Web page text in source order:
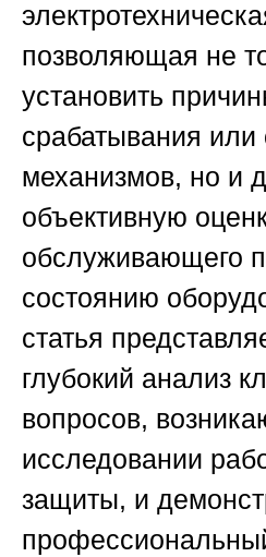
позволяющая не
установить
срабатывания или
механизмов, но и
объективную
обслуживающего
состоянию
статья
глубокий анализ
вопросов,
исследовании
защиты, и